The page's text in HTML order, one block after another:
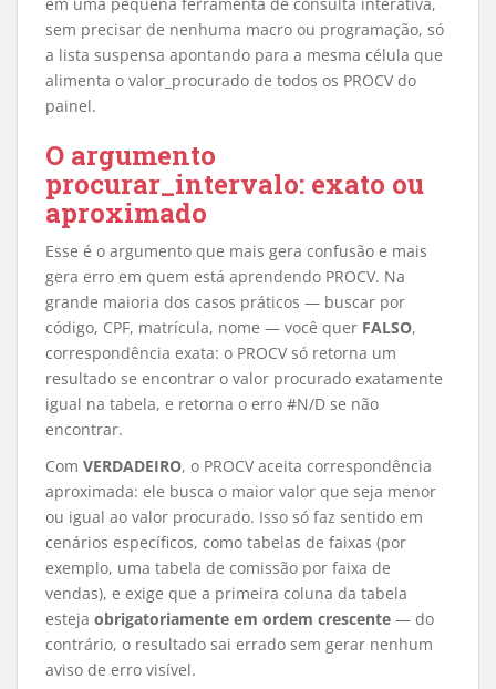
sem precisar de nenhuma macro ou programação, só
a lista suspensa apontando para a mesma célula que
alimenta o valor_procurado de todos os PROCV do
painel.
O argumento
procurar_intervalo: exato ou
aproximado
Esse é o argumento que mais gera confusão e mais
gera erro em quem está aprendendo PROCV. Na
grande maioria dos casos práticos — buscar por
código, CPF, matrícula, nome — você quer FALSO,
correspondência exata: o PROCV só retorna um
resultado se encontrar o valor procurado exatamente
igual na tabela, e retorna o erro #N/D se não
encontrar.
Com VERDADEIRO, o PROCV aceita correspondência
aproximada: ele busca o maior valor que seja menor
ou igual ao valor procurado. Isso só faz sentido em
cenários específicos, como tabelas de faixas (por
exemplo, uma tabela de comissão por faixa de
vendas), e exige que a primeira coluna da tabela
esteja obrigatoriamente em ordem crescente — do
contrário, o resultado sai errado sem gerar nenhum
aviso de erro visível.